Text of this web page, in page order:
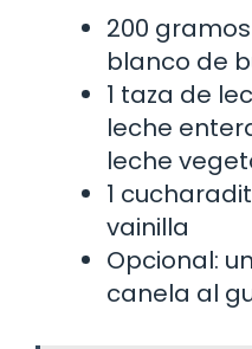
200
blanco de
1 taza de
leche
leche
1
vainilla
Opcional:
canela al